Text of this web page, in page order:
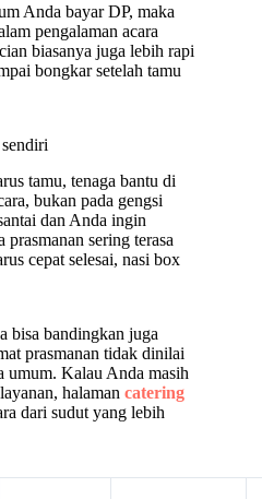
Anda bayar DP, maka
pengalaman acara
biasanya juga lebih rapi
bongkar setelah tamu
tamu, tenaga bantu di
bukan pada gengsi
dan Anda ingin
sering terasa
cepat selesai, nasi box
bisa bandingkan juga
prasmanan tidak dinilai
umum. Kalau Anda masih
halaman catering
dari sudut yang lebih